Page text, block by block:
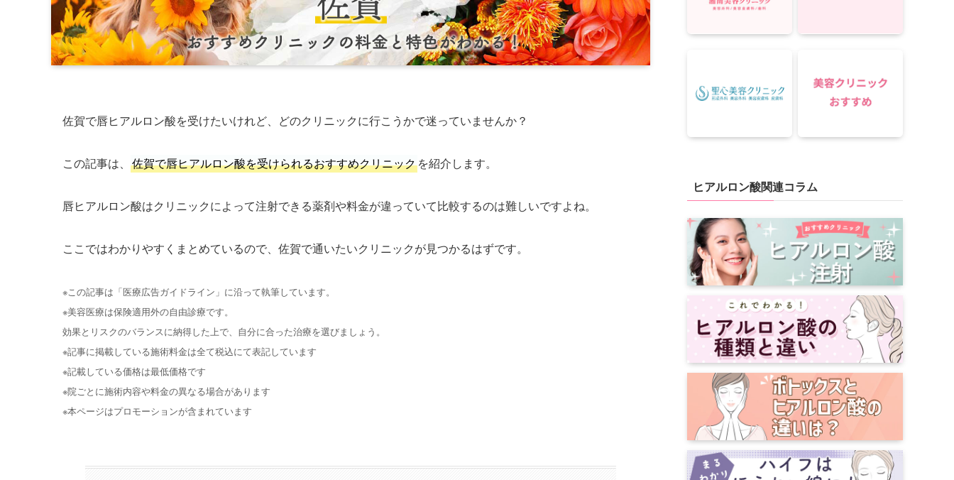
佐賀で唇ヒアルロン酸を受けたいけれど、どのクリニックに行こうかで迷っていませんか？
この記事は、 佐賀で唇ヒアルロン酸を受けられるおすすめクリニックを紹介します。
唇ヒアルロン酸はクリニックによって注射できる薬剤や料金が違っていて比較するのは難しいですよね。
ここではわかりやすくまとめているので、佐賀で通いたいクリニックが見つかるはずです。
※この記事は「医療広告ガイドライン」に沿って執筆しています。
※美容医療は保険適用外の自由診療です。
効果とリスクのバランスに納得した上で、自分に合った治療を選びましょう。
※記事に掲載している施術料金は全て税込にて表記しています
※記載している価格は最低価格です
※院ごとに施術内容や料金の異なる場合があります
※本ページはプロモーションが含まれています
ヒアルロン酸関連コラム